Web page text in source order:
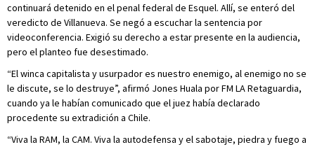
continuará detenido en el penal federal de Esquel. Allí, se enteró del
veredicto de Villanueva. Se negó a escuchar la sentencia por
videoconferencia. Exigió su derecho a estar presente en la audiencia,
pero el planteo fue desestimado.
“El winca capitalista y usurpador es nuestro enemigo, al enemigo no se
le discute, se lo destruye”, afirmó Jones Huala por FM LA Retaguardia,
cuando ya le habían comunicado que el juez había declarado
procedente su extradición a Chile.
“Viva la RAM, la CAM. Viva la autodefensa y el sabotaje, piedra y fuego a